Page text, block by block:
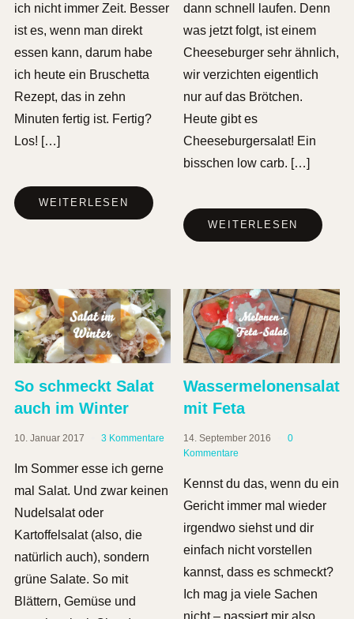
ich nicht immer Zeit. Besser
ist es, wenn man direkt
essen kann, darum habe
ich heute ein Bruschetta
Rezept, das in zehn
Minuten fertig ist. Fertig?
Los! […]
WEITERLESEN
dann schnell laufen. Denn
was jetzt folgt, ist einem
Cheeseburger sehr ähnlich,
wir verzichten eigentlich
nur auf das Brötchen.
Heute gibt es
Cheeseburgersalat! Ein
bisschen low carb. […]
WEITERLESEN
So schmeckt Salat
auch im Winter
10. Januar 2017 3 Kommentare
Im Sommer esse ich gerne
mal Salat. Und zwar keinen
Nudelsalat oder
Kartoffelsalat (also, die
natürlich auch), sondern
grüne Salate. So mit
Blättern, Gemüse und
Wassermelonensalat
mit Feta
14. September 2016
0
Kommentare
Kennst du das, wenn du ein
Gericht immer mal wieder
irgendwo siehst und dir
einfach nicht vorstellen
kannst, dass es schmeckt?
Ich mag ja viele Sachen
nicht – passiert mir also